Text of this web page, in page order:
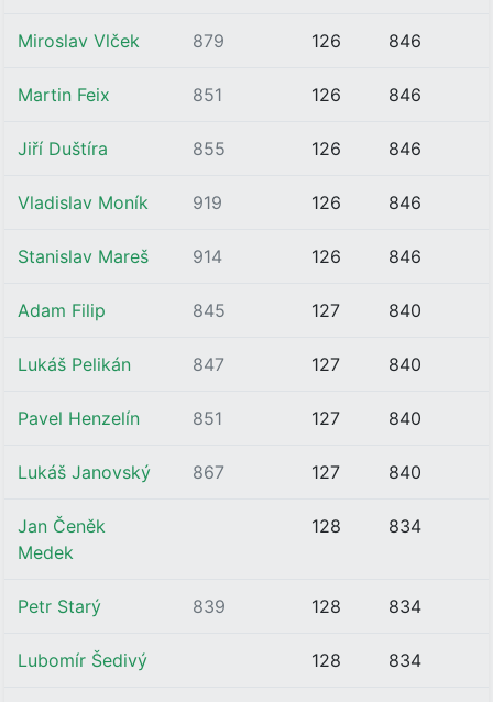
Miroslav Vlček 879 126 846
Martin Feix 851 126 846
Jiří Duštíra 855 126 846
Vladislav Moník 919 126 846
Stanislav Mareš 914 126 846
Adam Filip 845 127 840
Lukáš Pelikán 847 127 840
Pavel Henzelín 851 127 840
Lukáš Janovský 867 127 840
Jan Čeněk
Medek
128 834
Petr Starý 839 128 834
Lubomír Šedivý 128 834